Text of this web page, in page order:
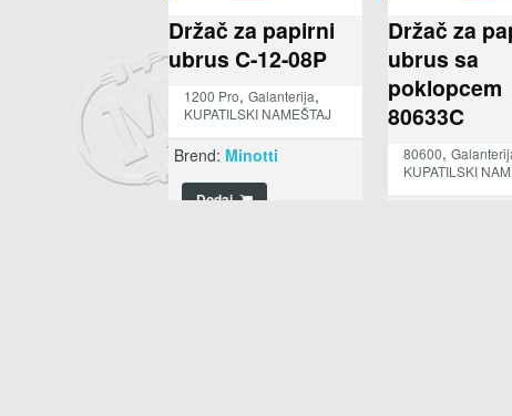
Držač za papirni
ubrus C-12-08P
1200 Pro, Galanterija,
KUPATILSKI NAMEŠTAJ
Brend: Minotti
Dodaj
Držač za
ubrus sa
poklopcem
80633C
80600,
KUPATILSKI